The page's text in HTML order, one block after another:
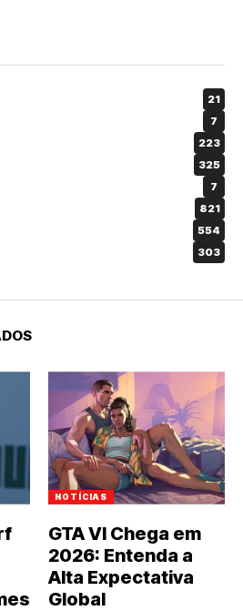
21
7
223
325
7
821
554
303
NOTÍCIAS
GTA VI Chega em
2026: Entenda a
Alta Expectativa
Global